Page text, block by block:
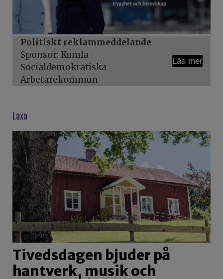
Politiskt reklammeddelande
Sponsor: Kumla
Socialdemokratiska
Arbetarekommun
Läs mer
laxa
Tivedsdagen bjuder på
hantverk, musik och